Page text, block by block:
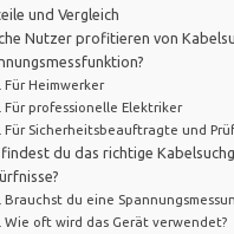
und Vergleich
Nutzer profitieren von
Für Heimwerker
Für professionelle Elektriker
Für Sicherheitsbeauftragte und
du das richtige
Brauchst du eine
Wie oft wird das Gerät verwendet?